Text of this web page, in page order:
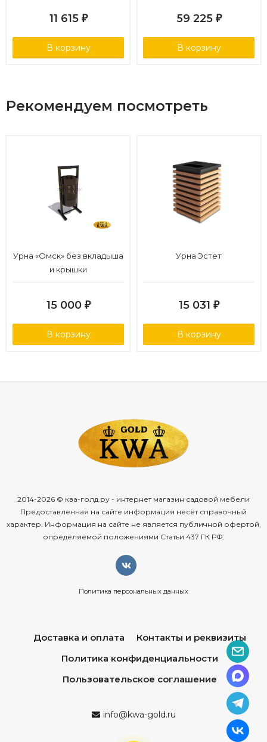
11 615 ₽
В корзину
59 225 ₽
В корзину
Рекомендуем посмотреть
Урна «Омск» без вкладыша
и крышки
15 000 ₽
В корзину
Урна Эстет
15 031 ₽
В корзину
2014-2026 © ква-голд.ру - интернет магазин садовой мебели
Предоставленная на сайте информация несёт справочный
характер. Информация на сайте не является публичной офертой,
определяемой положениями Статьи 437 ГК РФ.
Политика персональных данных
Доставка и оплата
Контакты и реквизиты
Политика конфиденциальности
Пользовательское соглашение
info@kwa-gold.ru